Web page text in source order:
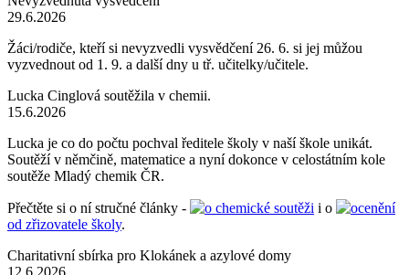
29.6.2026
Žáci/rodiče, kteří si nevyzvedli vysvědčení 26. 6. si jej můžou
vyzvednout od 1. 9. a další dny u tř. učitelky/učitele.
Lucka Cinglová soutěžila v chemii.
15.6.2026
Lucka je co do počtu pochval ředitele školy v naší škole unikát.
Soutěží v němčině, matematice a nyní dokonce v celostátním kole
soutěže Mladý chemik ČR.
Přečtěte si o ní stručné články - o chemické soutěži i o
ocenění
od zřizovatele školy.
Charitativní sbírka pro Klokánek a azylové domy
12.6.2026